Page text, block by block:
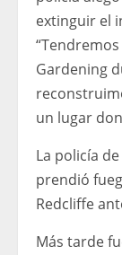
extinguir el
Gardening
un lugar
La policía
prendió
Redcliffe
Más tarde